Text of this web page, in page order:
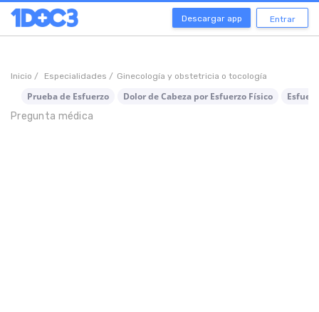
Descargar app Entrar
Inicio / Especialidades / Ginecología y obstetricia o tocología
Prueba de Esfuerzo Dolor de Cabeza por Esfuerzo Físico
Pregunta médica